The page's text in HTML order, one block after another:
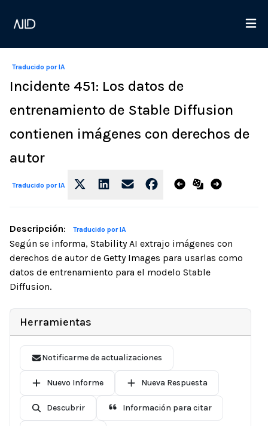
Traducido por IA
Incidente 451: Los datos de
entrenamiento de Stable Diffusion
contienen imágenes con derechos de
autor
Traducido por IA
Descripción: Traducido por IA
Según se informa, Stability AI extrajo imágenes con
derechos de autor de Getty Images para usarlas como
datos de entrenamiento para el modelo Stable
Diffusion.
Herramientas
Notificarme de actualizaciones
Nuevo Informe Nueva Respuesta
Descubrir Información para citar